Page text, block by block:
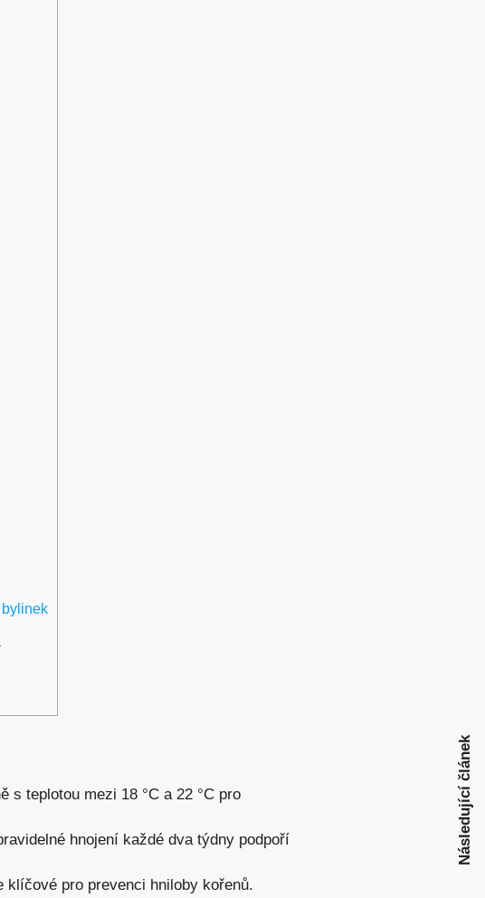
s teplotou mezi 18 °C a 22 °C pro
hnojení každé dva týdny podpoří
pro prevenci hniloby kořenů.
Následující článek